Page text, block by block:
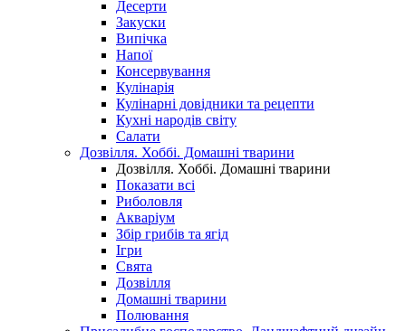
Десерти
Закуски
Випічка
Напої
Консервування
Кулінарія
Кулінарні довідники та рецепти
Кухні народів світу
Салати
Дозвілля. Хоббі. Домашні тварини
Дозвілля. Хоббі. Домашні тварини
Показати всі
Риболовля
Акваріум
Збір грибів та ягід
Ігри
Свята
Дозвілля
Домашні тварини
Полювання